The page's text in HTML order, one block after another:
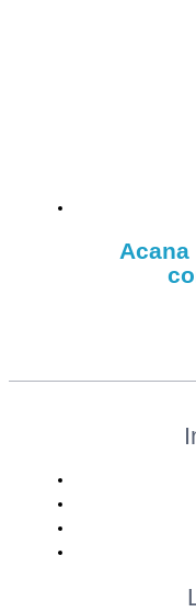
Acana